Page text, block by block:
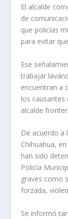
El alcalde
de
que policías
para evitar
Ese
trabajar
encuentran a
los causantes
alcalde
De acuerdo a
Chihuahua,
han sido
Policía
graves como
forzada,
Se informó